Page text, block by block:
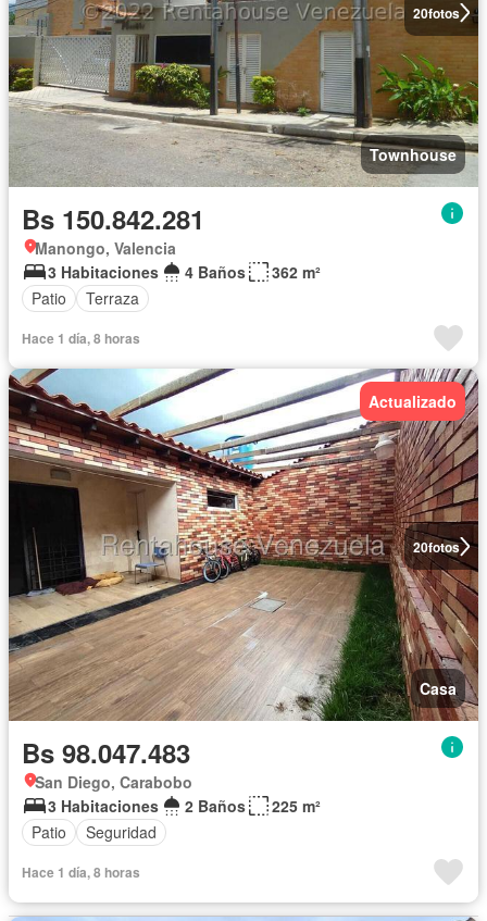
20fotos
Townhouse
Bs 150.842.281
Manongo, Valencia
3 Habitaciones
4 Baños
362 m²
Patio
Terraza
Hace 1 día, 8 horas
20fotos
Actualizado
Casa
Bs 98.047.483
San Diego, Carabobo
3 Habitaciones
2 Baños
225 m²
Patio
Seguridad
Hace 1 día, 8 horas